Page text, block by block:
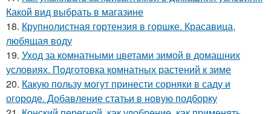
Какой вид выбрать в магазине
18. Крупнолистная гортензия в горшке. Красавица,
любящая воду
19. Уход за комнатными цветами зимой в домашних
условиях. Подготовка комнатных растений к зиме
20. Какую пользу могут принести сорняки в саду и
огороде. Добавление статьи в новую подборку